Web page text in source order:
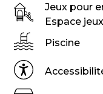
Jeux pour
Espace jeux
Piscine